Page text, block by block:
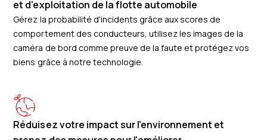
et d'exploitation de la flotte automobile
Gérez la probabilité d'incidents grâce aux scores de
comportement des conducteurs, utilisez les images de la
caméra de bord comme preuve de la faute et protégez vos
biens grâce à notre technologie.
Réduisez votre impact sur l'environnement et